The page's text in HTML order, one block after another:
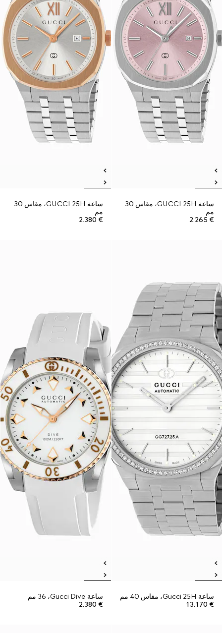
ساعة GUCCI 25H، مقاس 30
مم
€ 2.265
ساعة GUCCI 25H، مقاس 30
مم
€ 2.380
ساعة Gucci 25H، مقاس 40 مم
€ 13.170
ساعة Gucci Dive، ‏36 مم
€ 2.380